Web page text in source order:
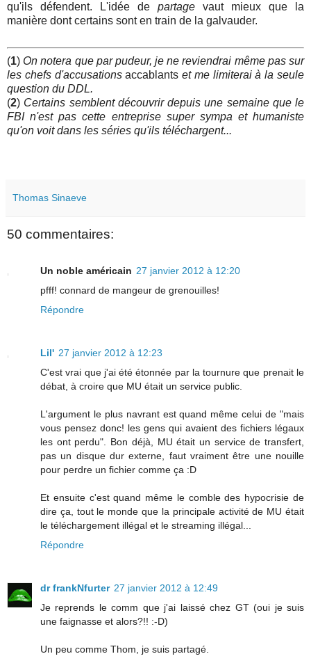
qu'ils défendent. L'idée de partage vaut mieux que la
manière dont certains sont en train de la galvauder.
(1) On notera que par pudeur, je ne reviendrai même pas sur
les chefs d'accusationsaccablants et me limiterai à la seule
question du DDL.
(2) Certains semblent découvrir depuis une semaine que le
FBI n'est pas cette entreprise super sympa et humaniste
qu'on voit dans les séries qu'ils téléchargent...
Thomas Sinaeve
50 commentaires:
Un noble américain 27 janvier 2012 à 12:20
pfff! connard de mangeur de grenouilles!
Répondre
Lil' 27 janvier 2012 à 12:23
C'est vrai que j'ai été étonnée par la tournure que prenait le
débat, à croire que MU était un service public.
L'argument le plus navrant est quand même celui de "mais
vous pensez donc! les gens qui avaient des fichiers légaux
les ont perdu". Bon déjà, MU était un service de transfert,
pas un disque dur externe, faut vraiment être une nouille
pour perdre un fichier comme ça :D
Et ensuite c'est quand même le comble des hypocrisie de
dire ça, tout le monde que la principale activité de MU était
le téléchargement illégal et le streaming illégal...
Répondre
dr frankNfurter 27 janvier 2012 à 12:49
Je reprends le comm que j'ai laissé chez GT (oui je suis
une faignasse et alors?!! :-D)
Un peu comme Thom, je suis partagé.